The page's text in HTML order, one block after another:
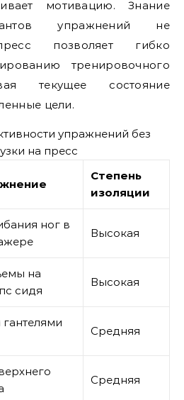
мотивацию. Знание
упражнений не
позволяет гибко
тренировочного
текущее состояние
цели.
упражнений без
на пресс
Степень
изоляции
ног в
Высокая
на
сидя
Высокая
Средняя
Средняя